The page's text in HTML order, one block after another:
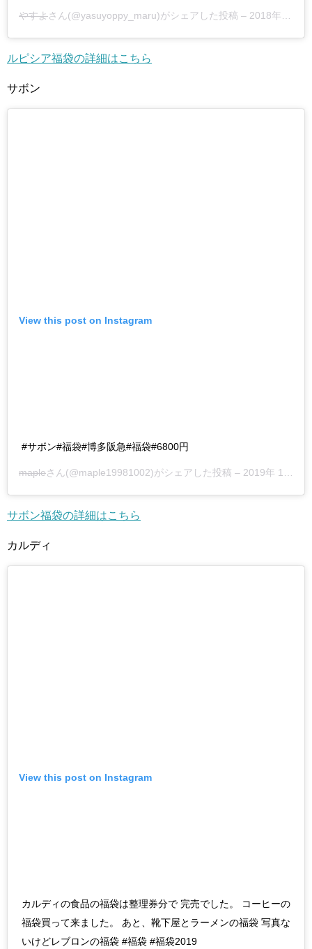
やすよさん(@yasuyoppy_maru)がシェアした投稿 – 2018年12月月30日午後4時42分PST
ルピシア福袋の詳細はこちら
サボン
View this post on Instagram
#サボン#福袋#博多阪急#福袋#6800円
mapleさん(@maple19981002)がシェアした投稿 – 2019年 1月月1日午後3時37分PST
サボン福袋の詳細はこちら
カルディ
View this post on Instagram
カルディの食品の福袋は整理券分で 完売でした。 コーヒーの
福袋買って来ました。 あと、靴下屋とラーメンの福袋 写真な
いけどレブロンの福袋 #福袋 #福袋2019